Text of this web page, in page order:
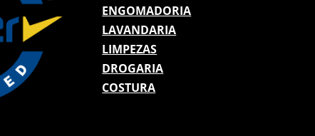
ENGOMADORIA
LAVANDARIA
LIMPEZAS
DROGARIA
COSTURA